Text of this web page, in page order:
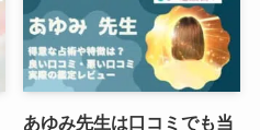
あゆみ先生は口コミでも当